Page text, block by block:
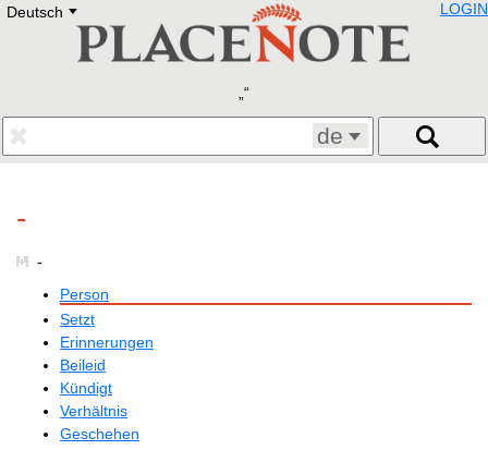
Deutsch E
Deutsch
Francais
Polski
Eestikeelne
LOGIN
de
-
-
Person
Setzt
Erinnerungen
Beileid
Kündigt
Verhältnis
Geschehen